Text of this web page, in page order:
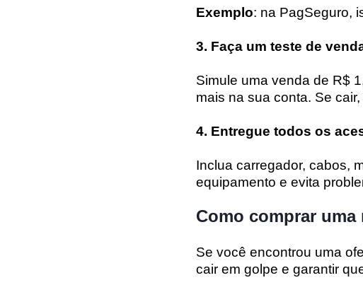
Exemplo: na PagSeguro,
3. Faça um teste de
Simule uma venda de R$
mais na sua conta. Se
4. Entregue todos os
Inclua carregador, cabos,
equipamento e evita
Como comprar
Se você encontrou uma
cair em golpe e garantir